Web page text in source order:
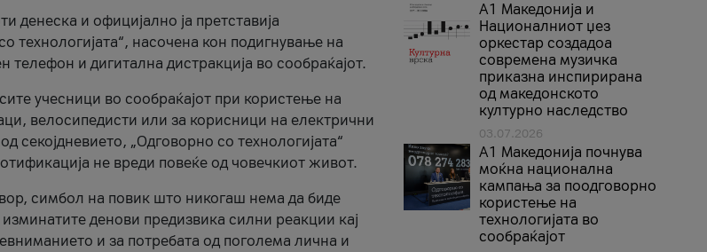
денеска и официјално ја претставија
насочена кон подигнување на
и дигитална дистракција во сообраќајот.
учесници во сообраќајот при користење на
велосипедисти или за корисници на електрични
секојдневието, „Одговорно со технологијата“
не вреди повеќе од човечкиот живот.
симбол на повик што никогаш нема да биде
денови предизвика силни реакции кај
и за потребата од поголема лична и
А1 Македонија и
Националниот џез
оркестар создадоа
современа музичка
приказна инспирирана
од македонското
културно наследство
03.07.2026
A1 Македонија почнува
моќна национална
кампања за поодговорно
користење на
технологијата во
сообраќајот